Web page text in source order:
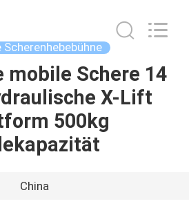
Scherenhebebühne
mobile Schere 14
X-Lift
500kg
China